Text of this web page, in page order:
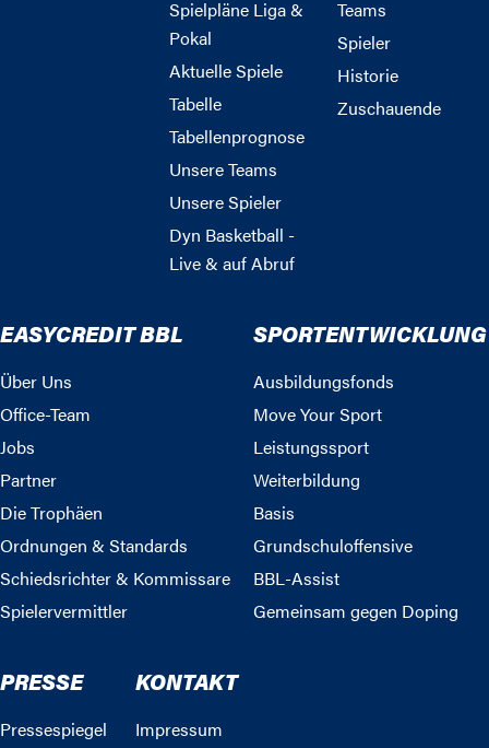
Spielpläne Liga &
Pokal
Aktuelle Spiele
Tabelle
Tabellenprognose
Unsere Teams
Unsere Spieler
Dyn Basketball -
Live & auf Abruf
Teams
Spieler
Historie
Zuschauende
EASYCREDIT BBL
Über Uns
Office-Team
Jobs
Partner
Die Trophäen
Ordnungen & Standards
Schiedsrichter & Kommissare
Spielervermittler
SPORTENTWICKLUNG
Ausbildungsfonds
Move Your Sport
Leistungssport
Weiterbildung
Basis
Grundschuloffensive
BBL-Assist
Gemeinsam gegen Doping
PRESSE
Pressespiegel
KONTAKT
Impressum